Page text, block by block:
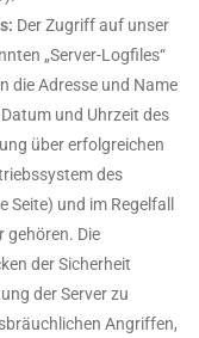
Der Zugriff auf unser
„Server-Logfiles“
die Adresse und Name
und Uhrzeit des
über erfolgreichen
des
und im Regelfall
gehören. Die
der Sicherheit
der Server zu
Angriffen,